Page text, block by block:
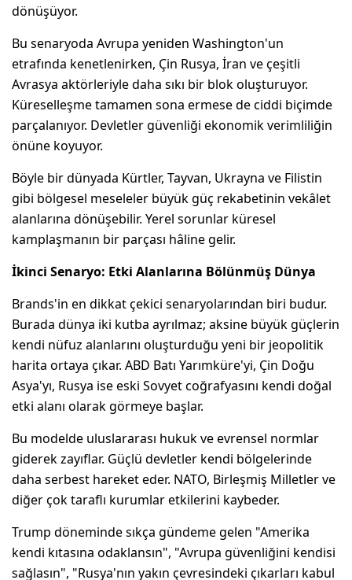
dönüşüyor.
Bu senaryoda Avrupa yeniden Washington'un
etrafında kenetlenirken, Çin Rusya, İran ve çeşitli
Avrasya aktörleriyle daha sıkı bir blok oluşturuyor.
Küreselleşme tamamen sona ermese de ciddi biçimde
parçalanıyor. Devletler güvenliği ekonomik verimliliğin
önüne koyuyor.
Böyle bir dünyada Kürtler, Tayvan, Ukrayna ve Filistin
gibi bölgesel meseleler büyük güç rekabetinin vekâlet
alanlarına dönüşebilir. Yerel sorunlar küresel
kamplaşmanın bir parçası hâline gelir.
İkinci Senaryo: Etki Alanlarına Bölünmüş Dünya
Brands'in en dikkat çekici senaryolarından biri budur.
Burada dünya iki kutba ayrılmaz; aksine büyük güçlerin
kendi nüfuz alanlarını oluşturduğu yeni bir jeopolitik
harita ortaya çıkar. ABD Batı Yarımküre'yi, Çin Doğu
Asya'yı, Rusya ise eski Sovyet coğrafyasını kendi doğal
etki alanı olarak görmeye başlar.
Bu modelde uluslararası hukuk ve evrensel normlar
giderek zayıflar. Güçlü devletler kendi bölgelerinde
daha serbest hareket eder. NATO, Birleşmiş Milletler ve
diğer çok taraflı kurumlar etkilerini kaybeder.
Trump döneminde sıkça gündeme gelen "Amerika
kendi kıtasına odaklansın", "Avrupa güvenliğini kendisi
sağlasın", "Rusya'nın yakın çevresindeki çıkarları kabul